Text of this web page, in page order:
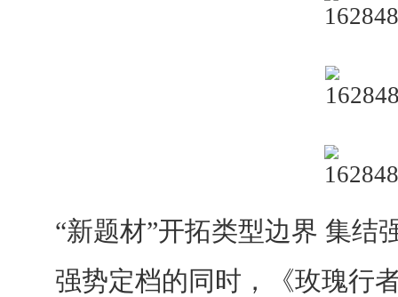
“新题材”开拓类型边界 集结
强势定档的同时，《玫瑰行